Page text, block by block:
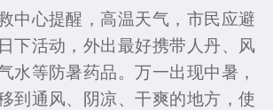
心提醒，高温天气，市民应避
下活动，外出最好携带人丹、风
水等防暑药品。万一出现中暑，
到通风、阴凉、干爽的地方，使